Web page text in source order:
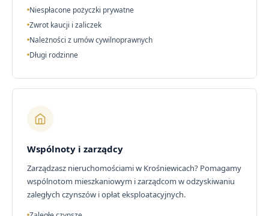
Niespłacone pożyczki prywatne
Zwrot kaucji i zaliczek
Należności z umów cywilnoprawnych
Długi rodzinne
Wspólnoty i zarządcy
Zarządzasz nieruchomościami w Krośniewicach? Pomagamy
wspólnotom mieszkaniowym i zarządcom w odzyskiwaniu
zaległych czynszów i opłat eksploatacyjnych.